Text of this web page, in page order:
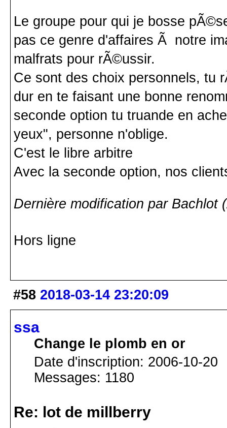
Le groupe pour qui je bosse
pas ce genre d'affaires Ã notre
malfrats pour rÃ©ussir.
Ce sont des choix personnels, tu
dur en te faisant une bonne
seconde option tu truande en
yeux", personne n'oblige.
C'est le libre arbitre
Avec la seconde option, nos
Dernière modification par Bachlot
Hors ligne
#58 2018-03-14 23:20:09
ssa
Change le plomb en or
Date d'inscription: 2006-10-20
Messages: 1180
Re: lot de millberry